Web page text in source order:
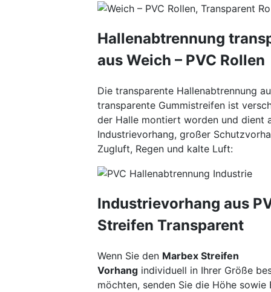
Hallenabtrennung
aus Weich – PVC Rollen
Die transparente Hallenabtrennung
transparente Gummistreifen ist
der Halle montiert worden und dient
Industrievorhang, großer
Zugluft, Regen und kalte Luft:
Industrievorhang aus
Streifen Transparent
Wenn Sie den Marbex Streifen
Vorhang individuell in Ihrer Größe
möchten, senden Sie die Höhe sowie